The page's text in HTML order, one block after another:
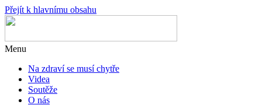
Přejít k hlavnímu obsahu
Menu
Na zdraví se musí chytře
Videa
Soutěže
O nás